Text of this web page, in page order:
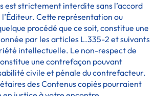
est strictement interdite sans l’accord
Cette représentation ou
procédé que ce soit, constitue une
par les articles L.335-2 et suivants
intellectuelle. Le non-respect de
une contrefaçon pouvant
civile et pénale du contrefacteur.
des Contenus copiés pourraient